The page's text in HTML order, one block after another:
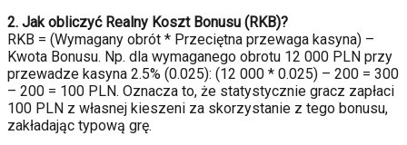
2. Jak obliczyć Realny Koszt Bonusu (RKB)?
RKB = (Wymagany obrót * Przeciętna przewaga kasyna) –
Kwota Bonusu. Np. dla wymaganego obrotu 12 000 PLN przy
przewadze kasyna 2.5% (0.025): (12 000 * 0.025) – 200 = 300
– 200 = 100 PLN. Oznacza to, że statystycznie gracz zapłaci
100 PLN z własnej kieszeni za skorzystanie z tego bonusu,
zakładając typową grę.